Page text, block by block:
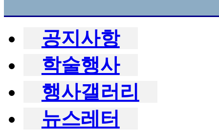
공지사항
학술행사
행사갤러리
뉴스레터